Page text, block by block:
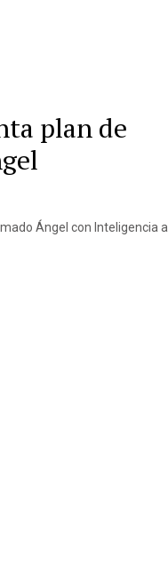
plan de
Ángel con Inteligencia